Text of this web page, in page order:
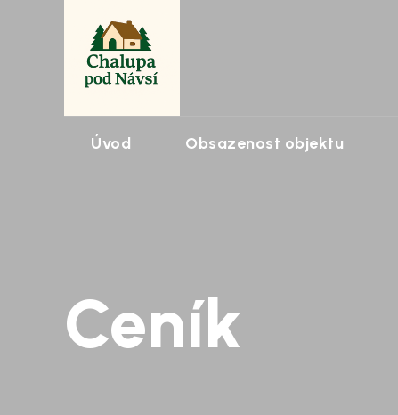
Úvod Obsazenost objektu
Ceník